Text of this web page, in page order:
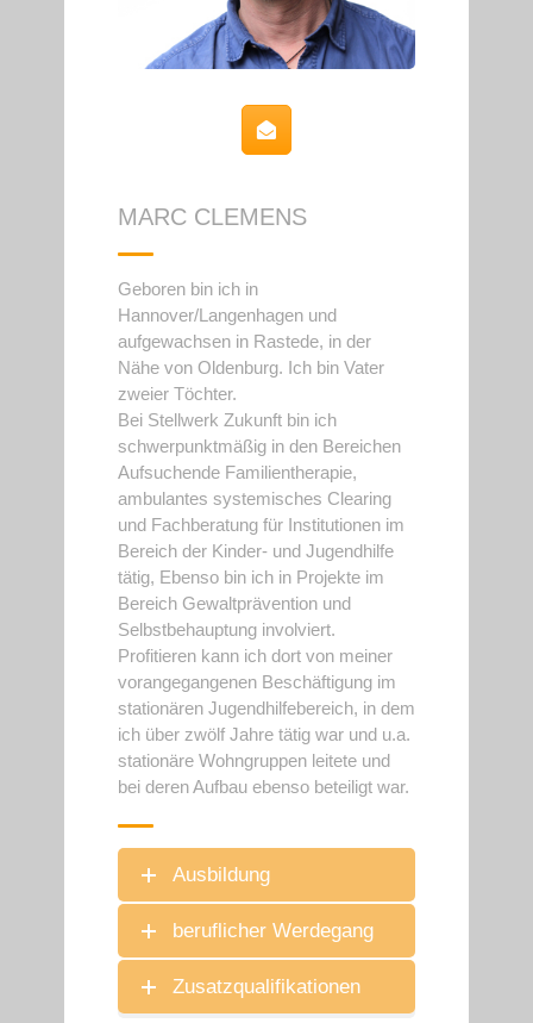
MARC CLEMENS
Geboren bin ich in
Hannover/Langenhagen und
aufgewachsen in Rastede, in der
Nähe von Oldenburg. Ich bin Vater
zweier Töchter.
Bei Stellwerk Zukunft bin ich
schwerpunktmäßig in den Bereichen
Aufsuchende Familientherapie,
ambulantes systemisches Clearing
und Fachberatung für Institutionen im
Bereich der Kinder- und Jugendhilfe
tätig, Ebenso bin ich in Projekte im
Bereich Gewaltprävention und
Selbstbehauptung involviert.
Profitieren kann ich dort von meiner
vorangegangenen Beschäftigung im
stationären Jugendhilfebereich, in dem
ich über zwölf Jahre tätig war und u.a.
stationäre Wohngruppen leitete und
bei deren Aufbau ebenso beteiligt war.
Ausbildung
beruflicher Werdegang
Zusatzqualifikationen